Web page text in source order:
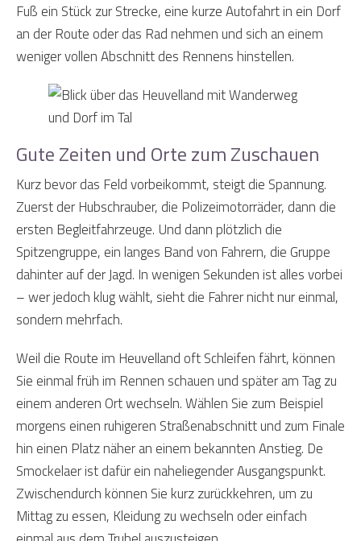
Fuß ein Stück zur Strecke, eine kurze Autofahrt in ein Dorf
an der Route oder das Rad nehmen und sich an einem
weniger vollen Abschnitt des Rennens hinstellen.
Gute Zeiten und Orte zum Zuschauen
Kurz bevor das Feld vorbeikommt, steigt die Spannung.
Zuerst der Hubschrauber, die Polizeimotorräder, dann die
ersten Begleitfahrzeuge. Und dann plötzlich die
Spitzengruppe, ein langes Band von Fahrern, die Gruppe
dahinter auf der Jagd. In wenigen Sekunden ist alles vorbei
– wer jedoch klug wählt, sieht die Fahrer nicht nur einmal,
sondern mehrfach.
Weil die Route im Heuvelland oft Schleifen fährt, können
Sie einmal früh im Rennen schauen und später am Tag zu
einem anderen Ort wechseln. Wählen Sie zum Beispiel
morgens einen ruhigeren Straßenabschnitt und zum Finale
hin einen Platz näher an einem bekannten Anstieg. De
Smockelaer ist dafür ein naheliegender Ausgangspunkt.
Zwischendurch können Sie kurz zurückkehren, um zu
Mittag zu essen, Kleidung zu wechseln oder einfach